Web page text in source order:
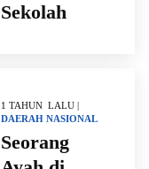
Sekolah
1 TAHUN LALU |
DAERAH NASIONAL
Seorang